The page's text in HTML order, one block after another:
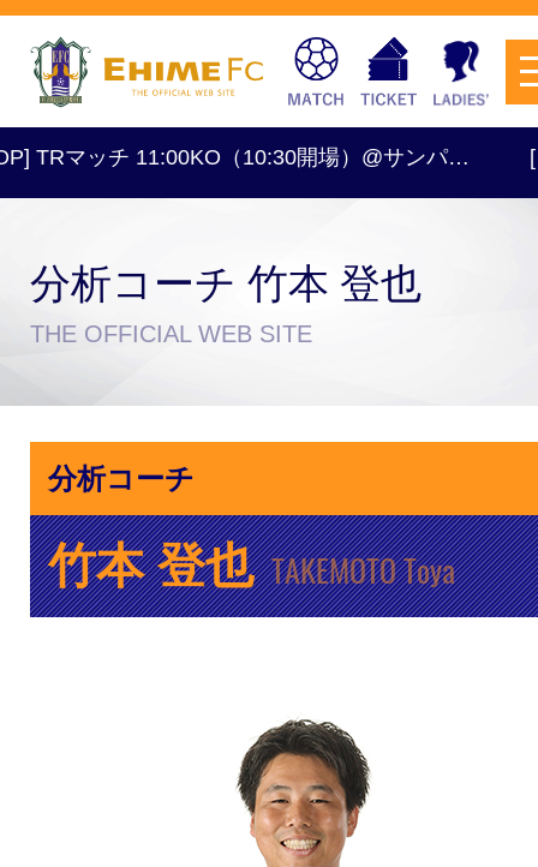
試合日程・結果
クラブ・会社情報 レディース
チケットを購入
マッチ 11:00KO（10:30開場）@サンパ… [レ
分析コーチ 竹本 登也
THE OFFICIAL WEB SITE
分析コーチ
竹本 登也 TAKEMOTO Toya